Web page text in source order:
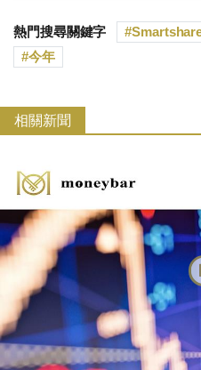
熱門搜尋關鍵字
今年
相關新聞